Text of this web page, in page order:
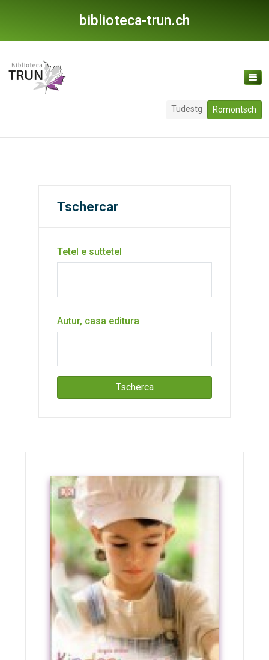
biblioteca-trun.ch
Tudestg Romontsch
Tschercar
Tetel e suttetel
Autur, casa editura
Tscherca